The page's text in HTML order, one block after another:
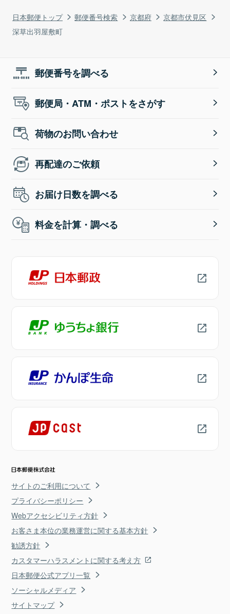
日本郵便トップ 郵便番号検索 京都府
京都市伏見区
深草出羽屋敷町
郵便番号を調べる
郵便局・ATM・ポストをさがす
荷物のお問い合わせ
再配達のご依頼
お届け日数を調べる
料金を計算・調べる
サイトのご利用について
プライバシーポリシー
Webアクセシビリティ方針
お客さま本位の業務運営に関する基本方針
勧誘方針
カスタマーハラスメントに関する考え方
日本郵便公式アプリ一覧
ソーシャルメディア
サイトマップ